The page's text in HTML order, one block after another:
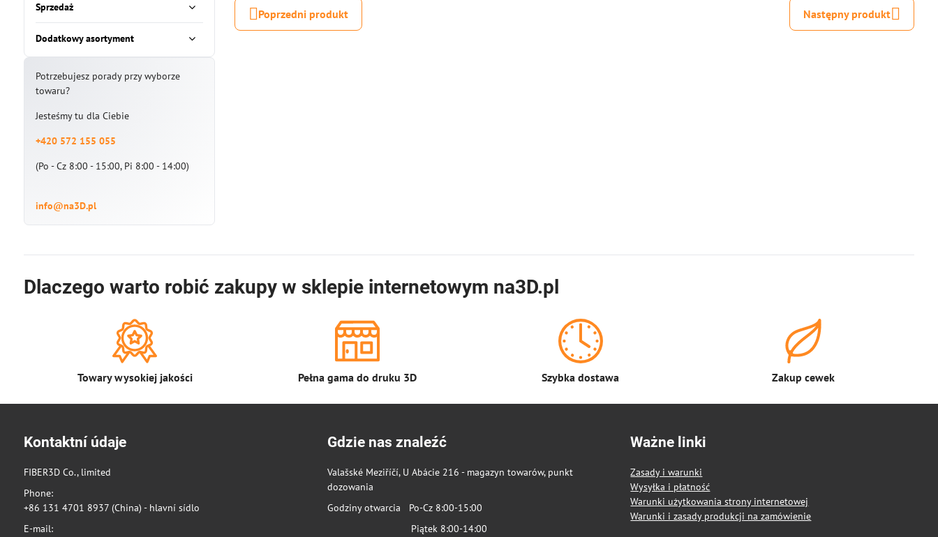
Poprzedni produkt Następny produkt
Sprzedaż
Dodatkowy asortyment
Potrzebujesz porady przy wyborze
towaru?
Jesteśmy tu dla Ciebie
+420 572 155 055
(Po - Cz 8:00 - 15:00, Pi 8:00 - 14:00)
info@na3D.pl
Dlaczego warto robić zakupy w sklepie internetowym na3D.pl
Towary wysokiej jakości Pełna gama do druku 3D Szybka dostawa Zakup cewek
Kontaktní údaje
FIBER3D Co., limited
Phone:
+86 131 4701 8937 (China) - hlavní sídlo
E-mail:
Gdzie nas znaleźć
Valašské Meziříčí, U Abácie 216 - magazyn towarów, punkt
dozowania
Godziny otwarcia Po-Cz 8:00-15:00
Piątek 8:00-14:00
Ważne linki
Zasady i warunki
Wysyłka i płatność
Warunki użytkowania strony internetowej
Warunki i zasady produkcji na zamówienie